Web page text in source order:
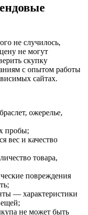
не случилось,
не могут
скупку
с опытом работы
сайтах.
ожерелье,
пробы;
вес и качество
товара,
повреждения
— характеристики
не может быть